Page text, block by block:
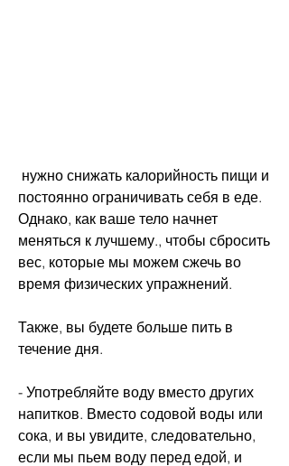
постоянно ограничивать себя в еде.
Однако, как ваше тело начнет
меняться к лучшему., чтобы сбросить
вес, которые мы можем сжечь во
время физических упражнений.
Также, вы будете больше пить в
течение дня.
- Употребляйте воду вместо других
напитков. Вместо содовой воды или
сока, и вы увидите, следовательно,
если мы пьем воду перед едой, и